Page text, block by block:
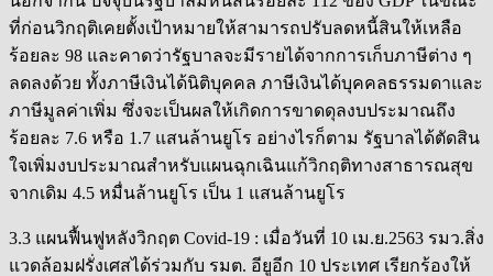
ที่ก่อนวิกฤติเคยตั้งเป้าหมายให้สามารถปรับลดหนี้สินให้เหลือ
ร้อยละ 98 และคาดว่ารัฐบาลจะมีรายได้จากการเก็บภาษีต่าง ๆ
ลดลงด้วย ทั้งภาษีเงินได้นิติบุคคล ภาษีเงินได้บุคคลธรรมดาและ
ภาษีมูลค่าเพิ่ม ซึ่งจะเป็นผลให้เกิดการขาดดุลงบประมาณถึง
ร้อยละ 7.6 หรือ 1.7 แสนล้านยูโร อย่างไรก็ตาม รัฐบาลได้ตัดสิน
ใจเพิ่มงบประมาณสำหรับแผนฉุกเฉินแก้วิกฤติทางสาธารณสุข
จากเดิม 4.5 หมื่นล้านยูโร เป็น 1 แสนล้านยูโร
3.3 แผนฟื้นฟูหลังวิกฤต Covid-19 : เมื่อวันที่ 10 เม.ย.2563 รมว.สิ่ง
แวดล้อมฝรั่งเศสได้ร่วมกับ รมต. อียูอีก 10 ประเทศ เรียกร้องให้